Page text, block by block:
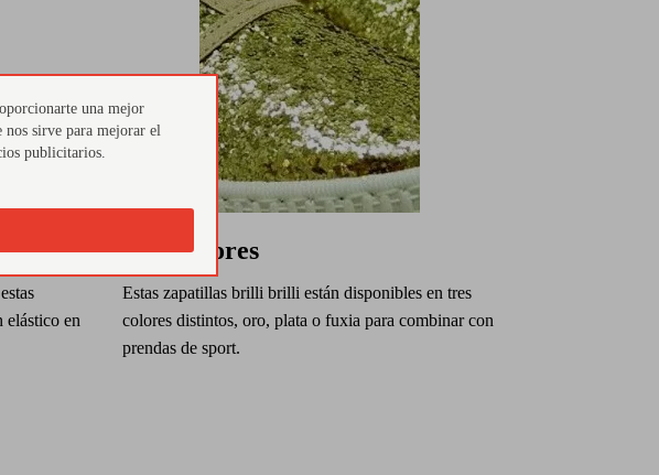
elástico en
Tres colores
Estas zapatillas brilli brilli están disponibles en tres
colores distintos, oro, plata o fuxia para combinar con
prendas de sport.
una mejor
nos sirve para mejorar el
publicitarios.